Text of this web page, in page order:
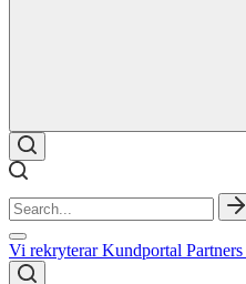
Vi rekryterarKundportal Partners